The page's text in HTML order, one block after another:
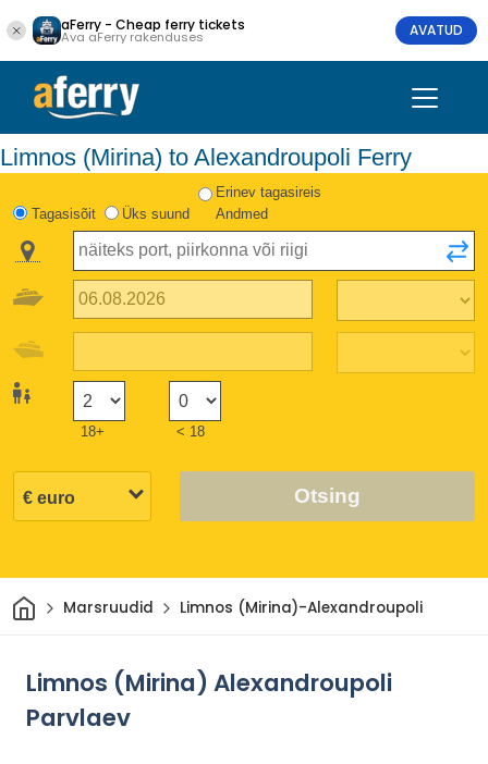
aFerry - Cheap ferry tickets
Ava aFerry rakenduses AVATUD
Limnos (Mirina) to Alexandroupoli Ferry
Tagasisõit Üks suund
Erinev tagasireis
Andmed
18+ < 18
Otsing
Avaleht
Marsruudid Limnos (Mirina)-Alexandroupoli
Limnos (Mirina) Alexandroupoli
Parvlaev